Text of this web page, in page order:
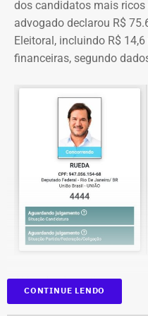
Deputado Fábio Silva em
dos candidatos mais ricos
advogado declarou R$
Eleitoral, incluindo R$
financeiras, segundo
Além dos investimentos, a
CONTINUE LENDO